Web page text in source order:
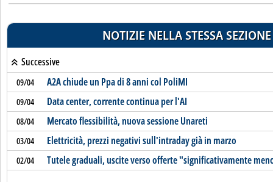
NOTIZIE NELLA STESSA SEZIONE
Successive
09/04 A2A chiude un Ppa di 8 anni col PoliMI
09/04 Data center, corrente continua per l'AI
08/04 Mercato flessibilità, nuova sessione Unareti
03/04 Elettricità, prezzi negativi sull'intraday già in marzo
02/04 Tutele graduali, uscite verso offerte "significativamente